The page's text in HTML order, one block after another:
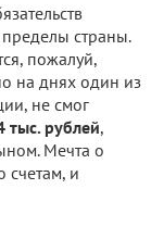
страны.
пожалуй,
на днях один из
не смог
тыс. рублей,
Мечта о
счетам, и